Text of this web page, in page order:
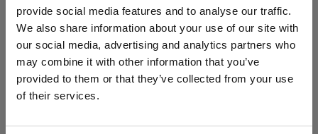
provide social media features and to analyse our traffic.
We also share information about your use of our site with
our social media, advertising and analytics partners who
may combine it with other information that you’ve
provided to them or that they’ve collected from your use
of their services.
DAS KÖNNTE IHNEN AUCH GEFALLEN
Sie besuchen Repeat cashmere von Deutschland (€) aus.
Möchten Sie Ihre Standort aktualisieren?
Vereinigte Staaten ($)